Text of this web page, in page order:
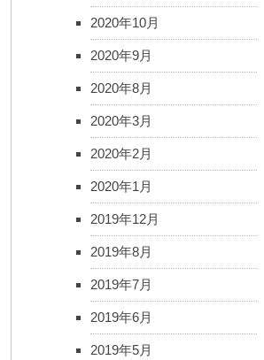
2020年10月
2020年9月
2020年8月
2020年3月
2020年2月
2020年1月
2019年12月
2019年8月
2019年7月
2019年6月
2019年5月